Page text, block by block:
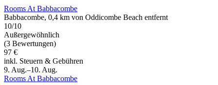
Rooms At Babbacombe
Babbacombe, 0,4 km von Oddicombe Beach entfernt
10/10
Außergewöhnlich
(3 Bewertungen)
97 €
inkl. Steuern & Gebühren
9. Aug.–10. Aug.
Rooms At Babbacombe